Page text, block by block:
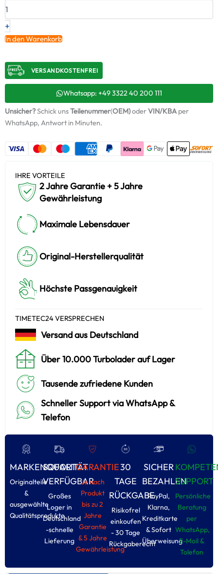
–
1766750
/
+
Montagesatz
Menge
+
In den Warenkorb
VERSANDKOSTENFREI​
Whatsapp: +49 3322 40 200 111
Unsicher?Schick unsTeilenummer(OEM)oderVIN/KBAper
WhatsApp, Antwort in Minuten.
IHRE VORTEILE
2 Jahre Garantie + 5 Jahre
Gewährleistung
Maximale Lebensdauer
Original-Herstellerqualität
Höchste Passgenauigkeit
TIMETEC24 VERSPRECHEN
Versand aus Deutschland
Über 10.000 Turbolader auf Lager
Tausende zufriedene Kunden
Schneller Support via WhatsApp &
Telefon
MARKENQUALITÄT
Originalteile
&
ausgewählte
Qualitätsprodukte
SOFORT
VERFÜGBAR
Großes
Loger in
Deutschland
-schnelle
Lieferung
GARANTIE
Je nach
Produkt
bis zu 2
Jahre
Garantie
& 5 Jahre
Gewährleistung
30
TAGE
RÜCKGABE
Risikofrel
einkoufen
- 30 Tage
Rückgaberecht
SICHER
BEZAHLEN
PayPal,
Klarna,
Kreditkarte
& Sofort
Überweisung
SUPPORT
Persönliche
Beratung
per
WhatsApp,
E-Moil &
Tolefon